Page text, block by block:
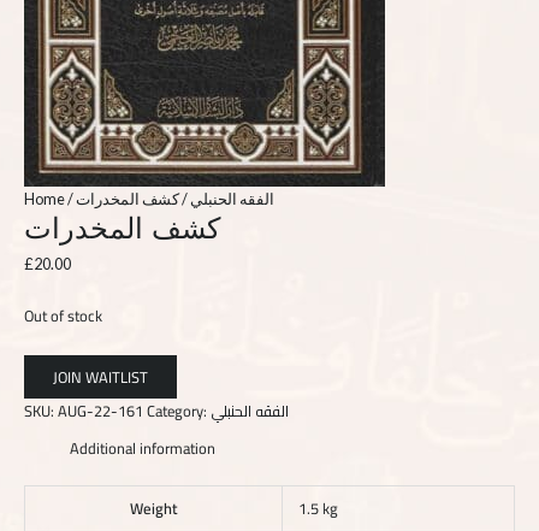
Home/ الفقه الحنبلي/ كشف المخدرات
كشف المخدرات
£20.00
Out of stock
SKU:AUG-22-161 Category: الفقه الحنبلي
Additional information
Weight 1.5 kg